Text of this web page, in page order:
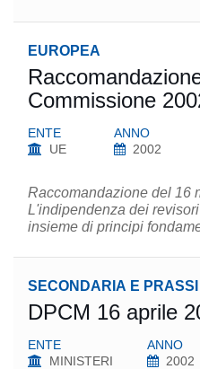
EUROPEA
Commissione
ENTE
UE
ANNO
2002
Raccomandazione del 16
L'indipendenza dei
insieme di principi
SECONDARIA E PRASSI
DPCM 16 aprile
ENTE
MINISTERI
ANNO
2002